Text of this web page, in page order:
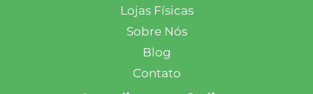
Lojas Físicas
Sobre Nós
Blog
Contato